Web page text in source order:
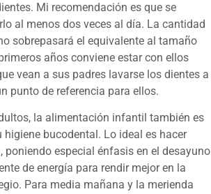
Mi recomendación es que se
al menos dos veces al día. La cantidad
sobrepasará el equivalente al tamaño
años conviene estar con ellos
vean a sus padres lavarse los dientes a
punto de referencia para ellos.
la alimentación infantil también es
bucodental. Lo ideal es hacer
poniendo especial énfasis en el desayuno
de energía para rendir mejor en la
Para media mañana y la merienda